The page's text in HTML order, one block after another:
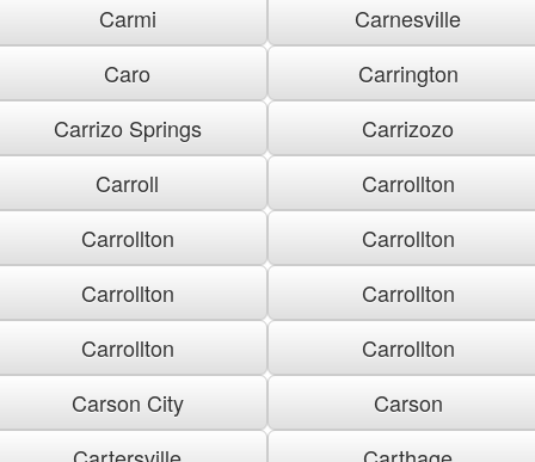
Carmi
Carnesville
Caro
Carrington
Carrizo Springs
Carrizozo
Carroll
Carrollton
Carrollton
Carrollton
Carrollton
Carrollton
Carrollton
Carrollton
Carson City
Carson